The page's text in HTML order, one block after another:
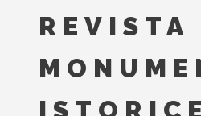
REVISTA
ISTORICE